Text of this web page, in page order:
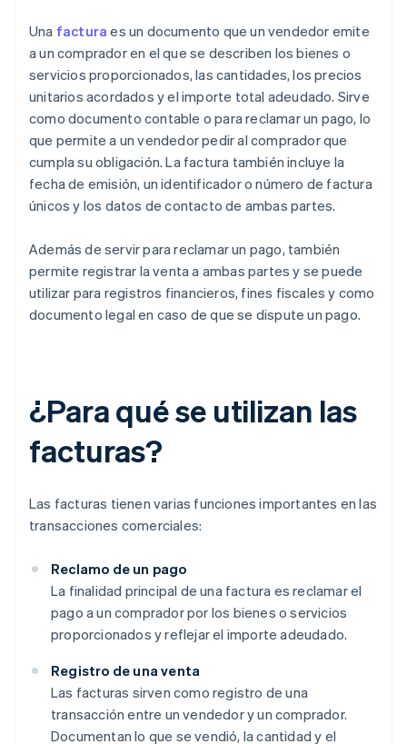
Una factura es un documento que un vendedor emite
a un comprador en el que se describen los bienes o
servicios proporcionados, las cantidades, los precios
unitarios acordados y el importe total adeudado. Sirve
como documento contable o para reclamar un pago, lo
que permite a un vendedor pedir al comprador que
cumpla su obligación. La factura también incluye la
fecha de emisión, un identificador o número de factura
únicos y los datos de contacto de ambas partes.
Además de servir para reclamar un pago, también
permite registrar la venta a ambas partes y se puede
utilizar para registros financieros, fines fiscales y como
documento legal en caso de que se dispute un pago.
¿Para qué se utilizan las
facturas?
Las facturas tienen varias funciones importantes en las
transacciones comerciales:
Reclamo de un pago
La finalidad principal de una factura es reclamar el
pago a un comprador por los bienes o servicios
proporcionados y reflejar el importe adeudado.
Registro de una venta
Las facturas sirven como registro de una
transacción entre un vendedor y un comprador.
Documentan lo que se vendió, la cantidad y el